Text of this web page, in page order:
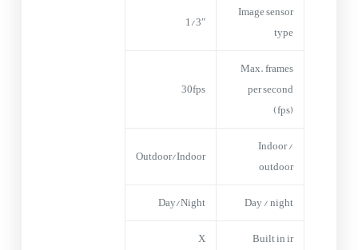
Image sensor
type
1/3″
Max. frames
per second
(fps)
30fps
Indoor /
outdoor
Outdoor/Indoor
Day / night
Day/Night
Built in ir
X